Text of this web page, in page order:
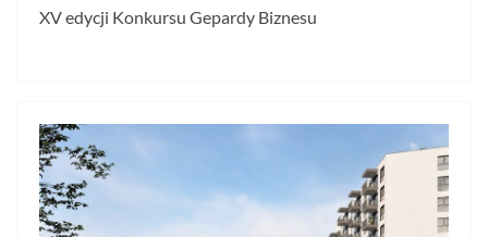
XV edycji Konkursu Gepardy Biznesu